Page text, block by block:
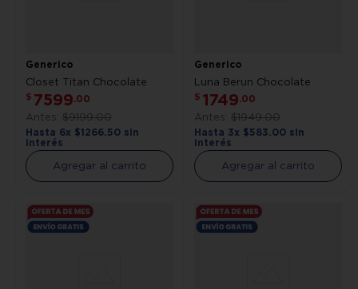
Generico
Closet Titan Chocolate
$ 7599.00
$9199.00
Hasta 6x $1266. 50 sin
interés
Agregar al carrito
Generico
Luna Berun Chocolate
$ 1749.00
$1949.00
Hasta 3x $583. 00 sin
interés
Agregar al carrito